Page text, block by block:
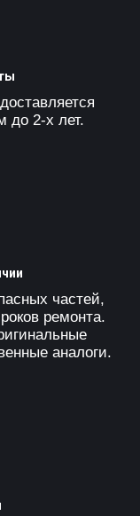
до 2-х лет.
частей,
ремонта.
аналоги.